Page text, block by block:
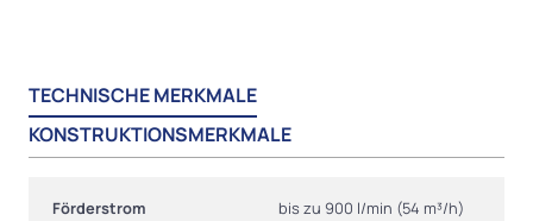
TECHNISCHE MERKMALE
KONSTRUKTIONSMERKMALE
Förderstrom bis zu 900 l/min (54 m³/h)